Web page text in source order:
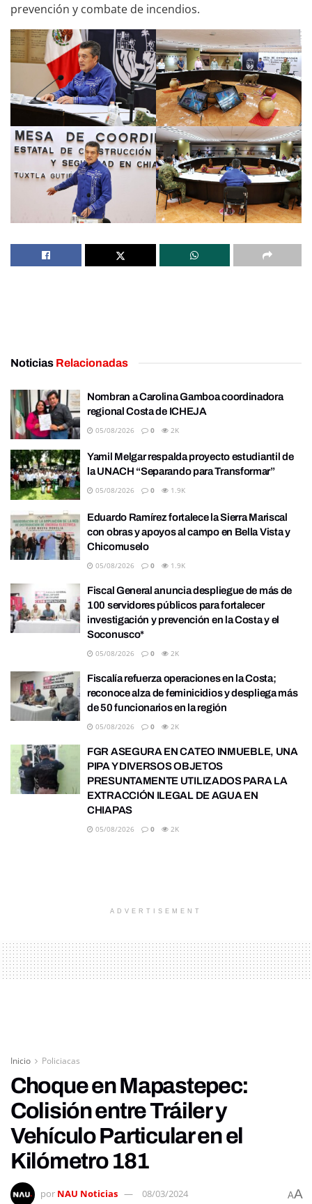
prevención y combate de incendios.
Noticias Relacionadas
Nombran a Carolina Gamboa coordinadora
regional Costa de ICHEJA
05/08/2026 0 2K
Yamil Melgar respalda proyecto estudiantil de
la UNACH “Separando para Transformar”
05/08/2026 0 1.9K
Eduardo Ramírez fortalece la Sierra Mariscal
con obras y apoyos al campo en Bella Vista y
Chicomuselo
05/08/2026 0 1.9K
Fiscal General anuncia despliegue de más de
100 servidores públicos para fortalecer
investigación y prevención en la Costa y el
Soconusco*
05/08/2026 0 2K
Fiscalía refuerza operaciones en la Costa;
reconoce alza de feminicidios y despliega más
de 50 funcionarios en la región
05/08/2026 0 2K
FGR ASEGURA EN CATEO INMUEBLE, UNA
PIPA Y DIVERSOS OBJETOS
PRESUNTAMENTE UTILIZADOS PARA LA
EXTRACCIÓN ILEGAL DE AGUA EN
CHIAPAS
05/08/2026 0 2K
ADVERTISEMENT
Inicio Policiacas
Choque en Mapastepec:
Colisión entre Tráiler y
Vehículo Particular en el
Kilómetro 181
por NAU Noticias 08/03/2024 AA